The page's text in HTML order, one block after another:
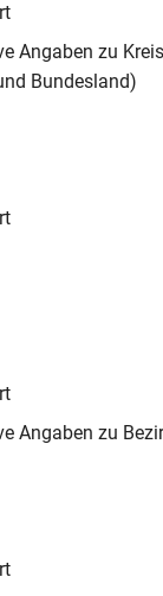
Angaben zu
Bundesland)
Angaben zu